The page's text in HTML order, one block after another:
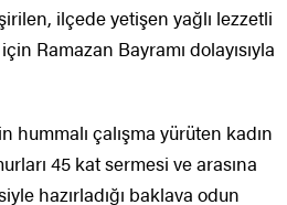
ilçede yetişen yağlı lezzetli
Ramazan Bayramı dolayısıyla
çalışma yürüten kadın
45 kat sermesi ve arasına
hazırladığı baklava odun